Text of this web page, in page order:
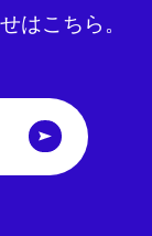
はこちら。